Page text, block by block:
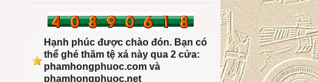
Hạnh phúc được chào đón. Bạn có
thể ghé thăm tệ xá này qua 2 cửa:
phamhongphuoc.com và
phamhongphuoc.net